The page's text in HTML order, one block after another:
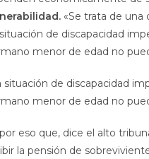
«Se trata de una
de discapacidad
menor de edad no
situación de discapacidad
menor de edad no
por eso que, dice el alto
la pensión de